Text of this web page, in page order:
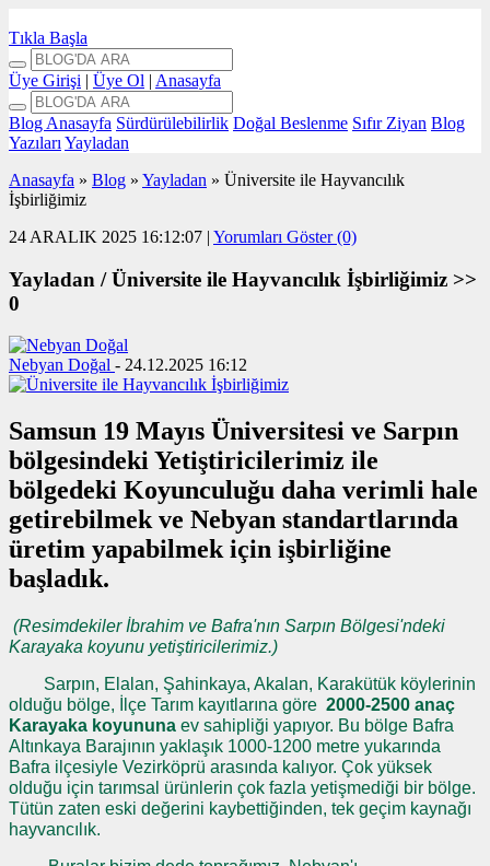
Tıkla Başla
Üye Girişi | Üye Ol | Anasayfa
Blog Anasayfa Sürdürülebilirlik Doğal Beslenme Sıfır Ziyan Blog
Yazıları Yayladan
Anasayfa » Blog » Yayladan » Üniversite ile Hayvancılık
İşbirliğimiz
24 ARALIK 2025 16:12:07 | Yorumları Göster (0)
Yayladan /Üniversite ile Hayvancılık İşbirliğimiz >>
0
Nebyan Doğal - 24.12.2025 16:12
Samsun 19 Mayıs Üniversitesi ve Sarpın
bölgesindeki Yetiştiricilerimiz ile
bölgedeki Koyunculuğu daha verimli hale
getirebilmek ve Nebyan standartlarında
üretim yapabilmek için işbirliğine
başladık.
(Resimdekiler İbrahim ve Bafra'nın Sarpın Bölgesi'ndeki
Karayaka koyunu yetiştiricilerimiz.)
Sarpın, Elalan, Şahinkaya, Akalan, Karakütük köylerinin
olduğu bölge, İlçe Tarım kayıtlarına göre 2000-2500 anaç
Karayaka koyununa ev sahipliği yapıyor. Bu bölge Bafra
Altınkaya Barajının yaklaşık 1000-1200 metre yukarında
Bafra ilçesiyle Vezirköprü arasında kalıyor. Çok yüksek
olduğu için tarımsal ürünlerin çok fazla yetişmediği bir bölge.
Tütün zaten eski değerini kaybettiğinden, tek geçim kaynağı
hayvancılık.